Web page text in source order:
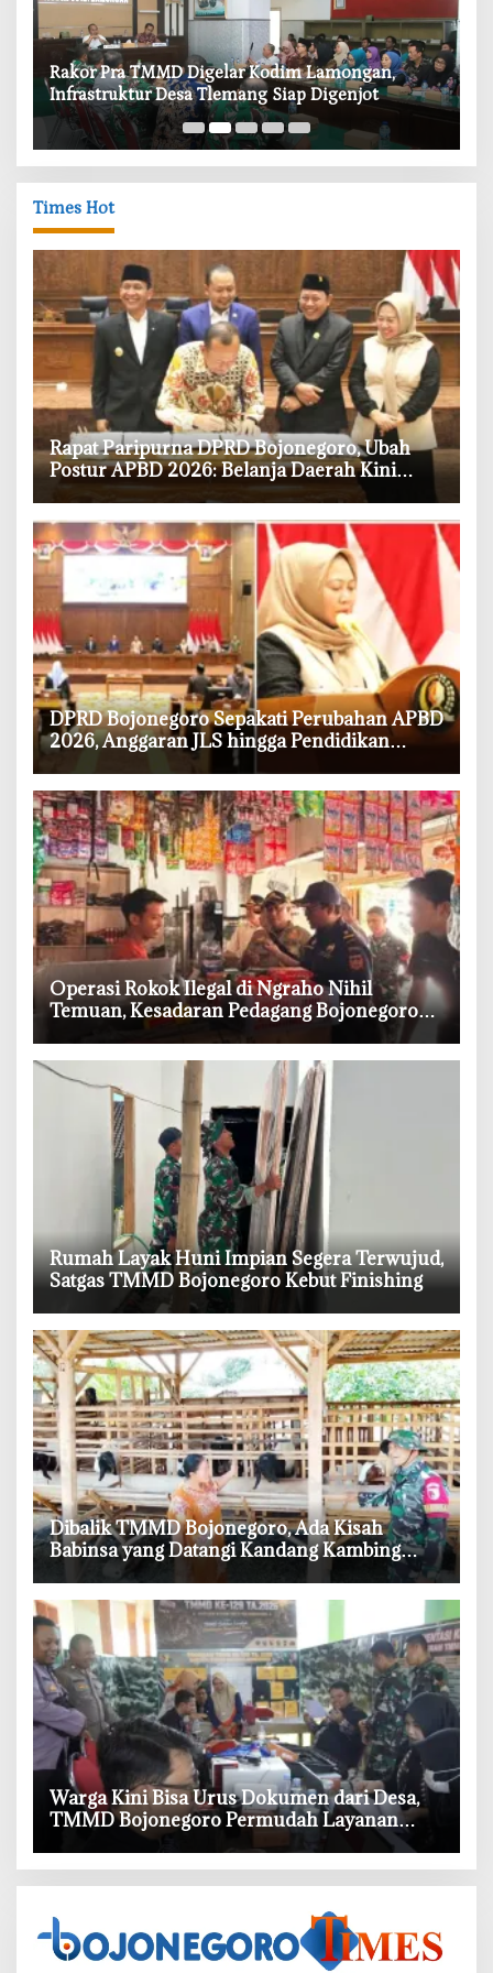
‎Rakor Pra TMMD Digelar Kodim Lamongan,
Infrastruktur Desa Tlemang Siap Digenjot
Times Hot
‎Rapat Paripurna DPRD Bojonegoro, Ubah
Postur APBD 2026: Belanja Daerah Kini
Rp6,250 Triliun
‎DPRD Bojonegoro Sepakati Perubahan APBD
2026, Anggaran JLS hingga Pendidikan
‎Operasi Rokok Ilegal di Ngraho Nihil
Temuan, Kesadaran Pedagang Bojonegoro
‎Rumah Layak Huni Impian Segera Terwujud,
Satgas TMMD Bojonegoro Kebut Finishing
‎Dibalik TMMD Bojonegoro, Ada Kisah
Babinsa yang Datangi Kandang Kambing
Demi Dengar Keluh Warga
‎Warga Kini Bisa Urus Dokumen dari Desa,
TMMD Bojonegoro Permudah Layanan
Adminduk